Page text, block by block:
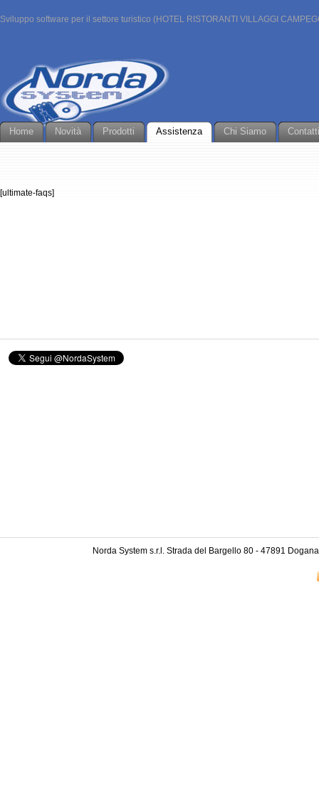
Sviluppo software per il settore turistico (HOTEL RISTORANTI VILLAGGI
Home Novità Prodotti Assistenza Chi Siamo Contatti
[ultimate-faqs]
Norda System s.r.l. Strada del Bargello 80 - 47891